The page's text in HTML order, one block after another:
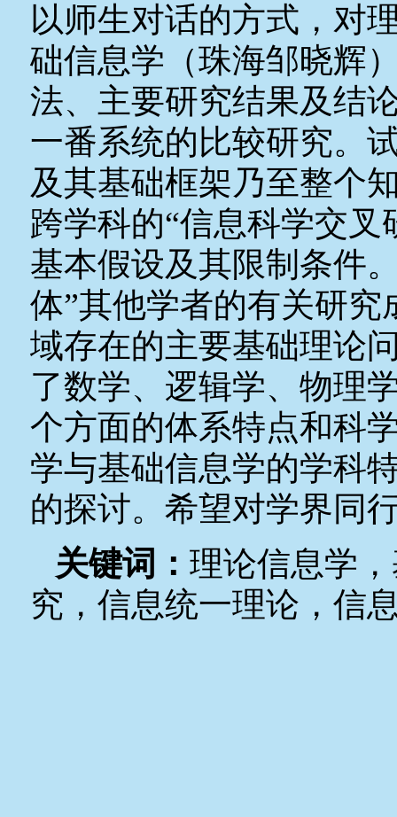
以师生对话的方式，对
础信息学（珠海邹晓辉
法、主要研究结果及结
一番系统的比较研究。
及其基础框架乃至整个
跨学科的“信息科学交
基本假设及其限制条件
体”其他学者的有关研
域存在的主要基础理论
了数学、逻辑学、物理
个方面的体系特点和科
学与基础信息学的学科
的探讨。希望对学界同
关键词：理论信息学
究，信息统一理论，信